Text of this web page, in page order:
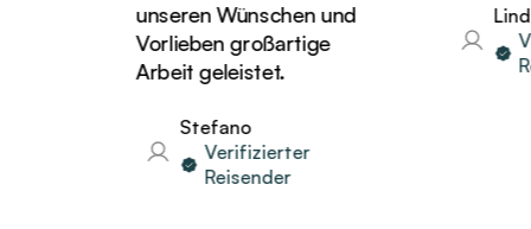
unseren Wünschen und
Vorlieben großartige
Arbeit geleistet.
Stefano
Verifizierter
Reisender
Linda